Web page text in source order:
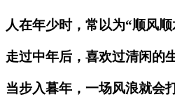
人在年少时，常以为“顺风
走过中年后，喜欢过清闲的
当步入暮年，一场风浪就会